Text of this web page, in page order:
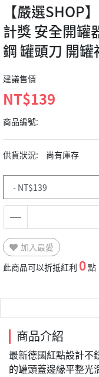
【嚴選SHOP
計獎 安全開罐
鋼 罐頭刀 開罐
建議售價
NT$139
商品編號:
供貨狀況: 尚有庫存
加入最愛
此商品可以折抵紅利 0點
商品介紹
最新德國紅點設計不
的罐頭蓋邊緣平整光